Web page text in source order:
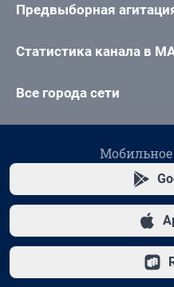
Предвыборная
Статистика канала в
Все города сети